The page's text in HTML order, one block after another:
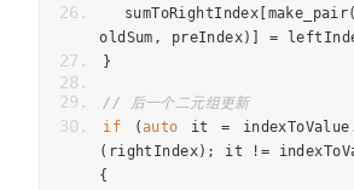
sumToRightIndex make_pair(
oldSum , preIndex)] =
}
// 后一个二元组更新
if
(auto it = indexToValue
( rightIndex); it !=
{